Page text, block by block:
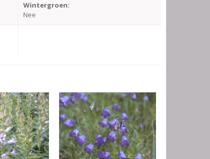
Wintergroen:
Nee